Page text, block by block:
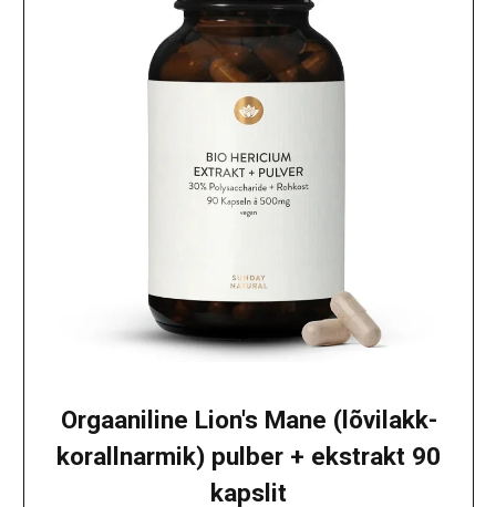
Orgaaniline Lion's Mane (lõvilakk-
korallnarmik) pulber + ekstrakt 90
kapslit